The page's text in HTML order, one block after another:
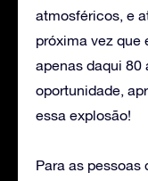
atmosféricos, e
próxima vez que
apenas daqui 80
oportunidade,
essa explosão!
Para as pessoas